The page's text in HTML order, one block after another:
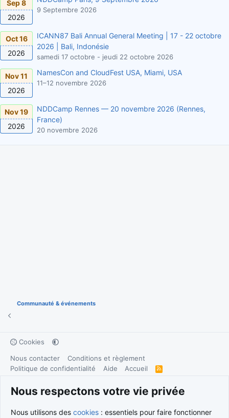
Sep 8
2026
9 Septembre 2026
Oct 16
2026
ICANN87 Bali Annual General Meeting | 17 - 22 octobre
2026 | Bali, Indonésie
samedi 17 octobre - jeudi 22 octobre 2026
Nov 11
2026
NamesCon and CloudFest USA, Miami, USA
11–12 novembre 2026
Nov 19
2026
NDDCamp Rennes — 20 novembre 2026 (Rennes,
France)
20 novembre 2026
Communauté & événements
Cookies
Nous contacter
Conditions et règlement
Politique de confidentialité
Aide Accueil
R
S
Community platform by XenForo
© 2010-2026 XenForo Ltd.
Traduction française parXenForo FR|Media embeds via s9e/MediaSites
Nous respectons votre vie privée
Nous utilisons des cookies : essentiels pour faire fonctionner